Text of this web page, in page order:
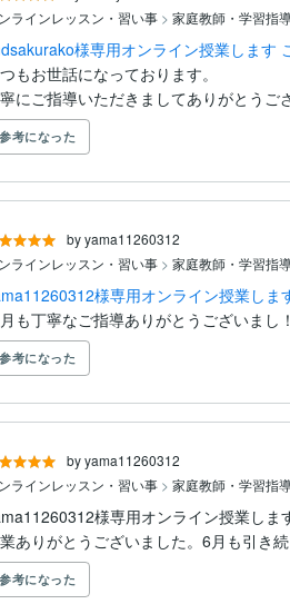
さんに合わせて調整しますが
はしっかり量を出します。
さんにおすすめ
かった
るのに伸びない
対策をしたい
わからない
ているのに結果が出ない」生徒さんの
ず、
ずくのか」
伸びるのか」を具体的に伝えられます。
が変わると結果も変わります。
変えていきましょう！
ラインレッスン・習い事 > 家庭教師・学習指
様専用オンライン授業します
もお世話になっております。
にご指導いただきましてありがとうご
参考になった
by yama11260312
ラインレッスン・習い事 > 家庭教師・学習指
様専用オンライン授業し
も丁寧なご指導ありがとうございまし！
参考になった
by yama11260312
ラインレッスン・習い事 > 家庭教師・学習指
様専用オンライン授業し
ありがとうございました。6月も引き
参考になった